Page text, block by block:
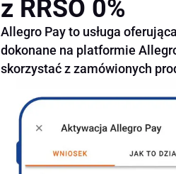
z RRSO 0%
Allegro Pay to usługa
dokonane na platformie
skorzystać z zamówionych